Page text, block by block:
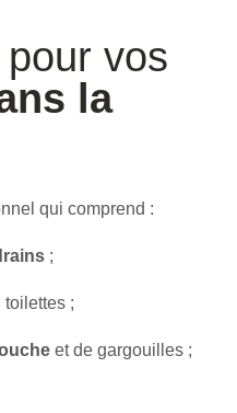
vos
la
qui comprend :
;
;
et de gargouilles ;